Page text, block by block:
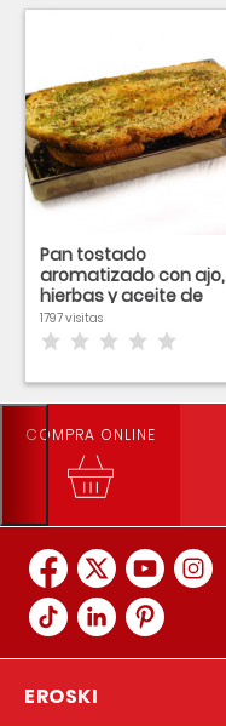
Pan tostado
aromatizado con ajo,
hierbas y aceite de
oliva
1797 visitas
COMPRA ONLINE
EROSKI